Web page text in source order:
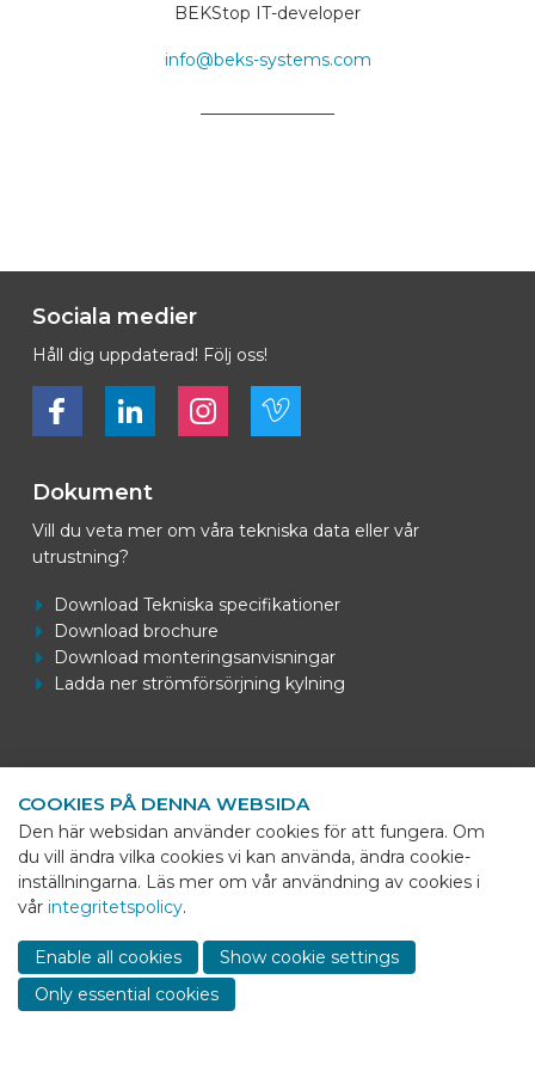
BEKStop IT-developer
info@beks-systems.com
Sociala medier
Håll dig uppdaterad! Följ oss!
Bekijk ons op FacebookBekijk ons op LinkedInBekijk ons op LinkedInBekijk ons op Vimeo
Dokument
Vill du veta mer om våra tekniska data eller vår
utrustning?
Download Tekniska specifikationer
Download brochure
Download monteringsanvisningar
Ladda ner strömförsörjning kylning
BEKS Systems
Meerheide 58
5521 DZ Eersel
Telefoon+31 (0)85 - 064 58 92
E-mailinfo@beks-systems.com
© 2026 - BEKS Systems
COOKIES PÅ DENNA WEBSIDA
Den här websidan använder cookies för att fungera. Om
du vill ändra vilka cookies vi kan använda, ändra cookie-
inställningarna. Läs mer om vår användning av cookies i
vår integritetspolicy.
Enable all cookies
Show cookie settings
Only essential cookies